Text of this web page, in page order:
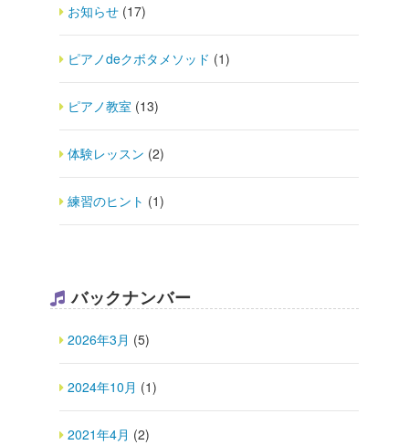
お知らせ(17)
ピアノdeクボタメソッド (1)
ピアノ教室 (13)
体験レッスン (2)
練習のヒント (1)
バックナンバー
2026年3月 (5)
2024年10月 (1)
2021年4月 (2)